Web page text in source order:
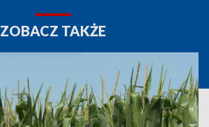
ZOBACZ TAKŻE